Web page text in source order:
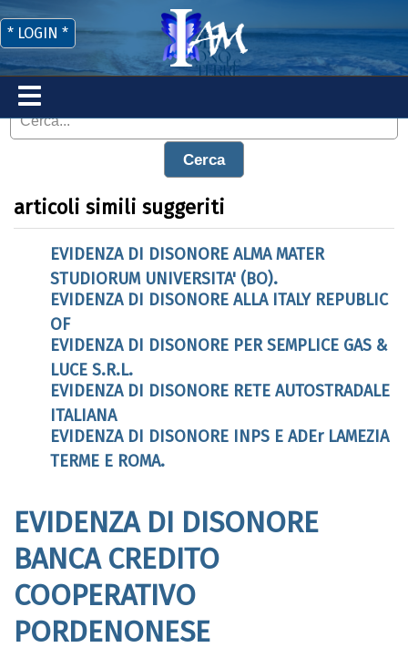
Cerca
* LOGIN *
articoli simili suggeriti
EVIDENZA DI DISONORE ALMA MATER
STUDIORUM UNIVERSITA' (BO).
EVIDENZA DI DISONORE ALLA ITALY REPUBLIC
OF
EVIDENZA DI DISONORE PER SEMPLICE GAS &
LUCE S.R.L.
EVIDENZA DI DISONORE RETE AUTOSTRADALE
ITALIANA
EVIDENZA DI DISONORE INPS E ADEr LAMEZIA
TERME E ROMA.
EVIDENZA DI DISONORE
BANCA CREDITO
COOPERATIVO
PORDENONESE